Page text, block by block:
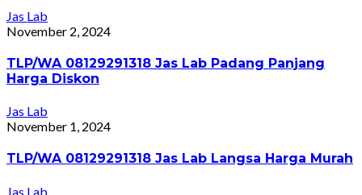
Jas Lab
November 2, 2024
TLP/WA 08129291318 Jas Lab Padang Panjang
Harga Diskon
Jas Lab
November 1, 2024
TLP/WA 08129291318 Jas Lab Langsa Harga Murah
Jas Lab